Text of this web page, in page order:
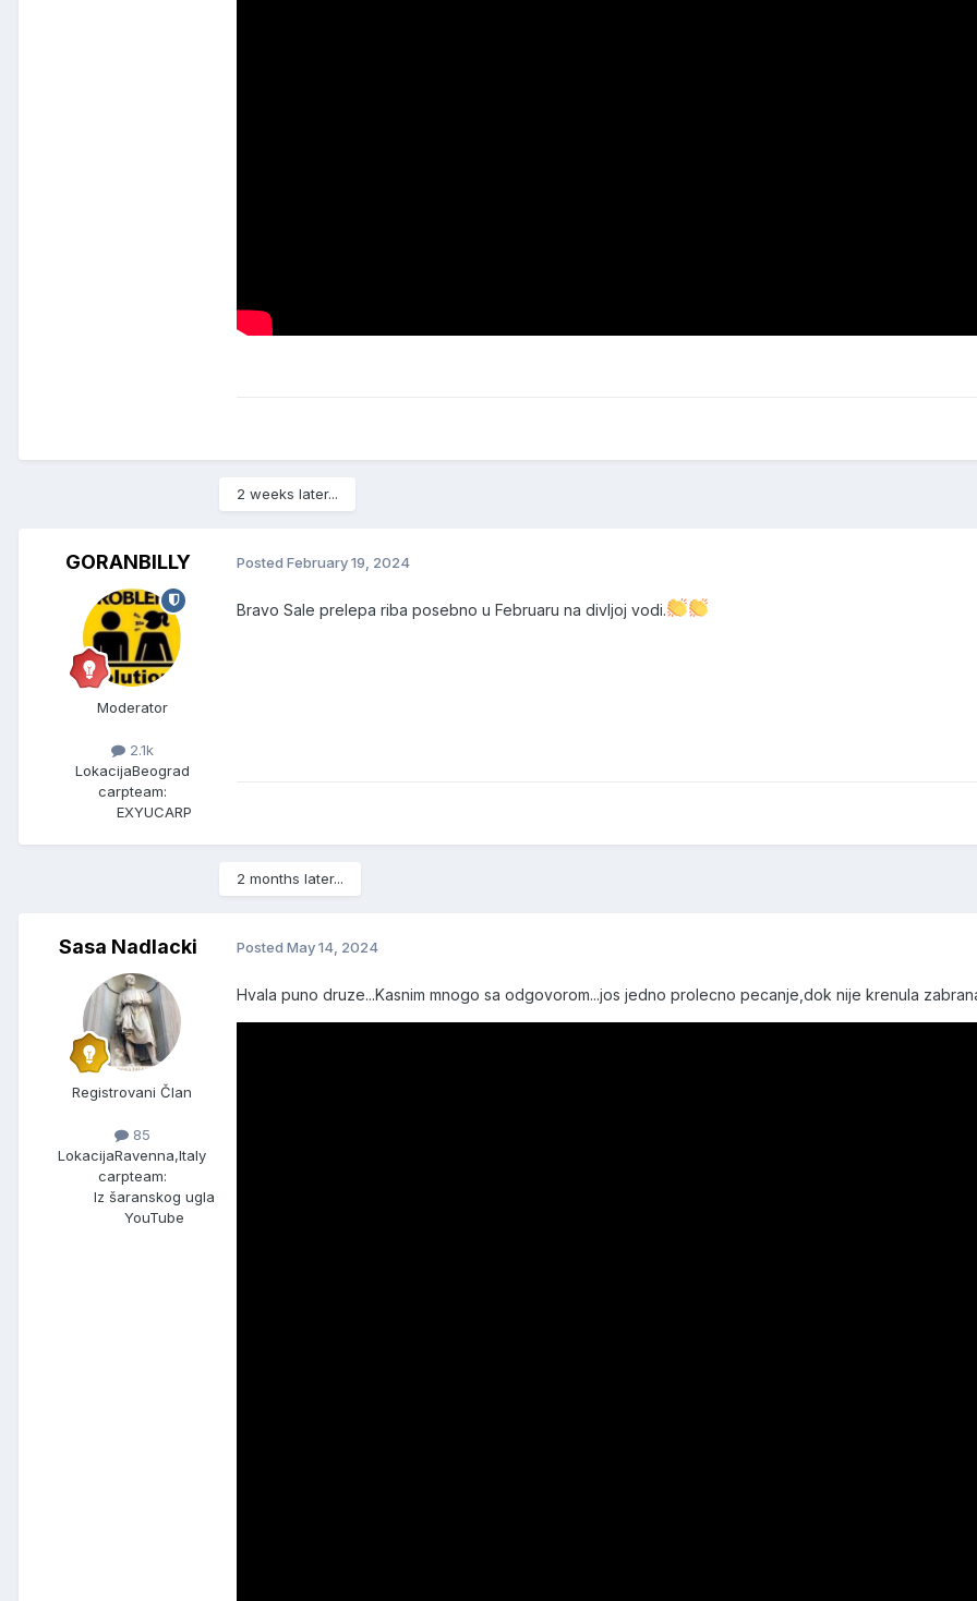
2 weeks later...
GORANBILLY
Moderator
2.1k
LokacijaBeograd
carpteam:
EXYUCARP
Posted February 19, 2024
Bravo Sale prelepa riba posebno u Februaru na divljoj vodi.
2 months later...
Sasa Nadlacki
Registrovani Član
85
LokacijaRavenna,Italy
carpteam:
Iz šaranskog ugla
YouTube
Posted May 14, 2024
Hvala puno druze...Kasnim mnogo sa odgovorom...jos jedno prolecno pecanje,dok nije krenula